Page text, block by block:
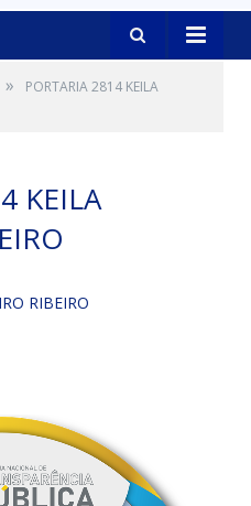
»
PORTARIA 2814 KEILA
KEILA
RIBEIRO